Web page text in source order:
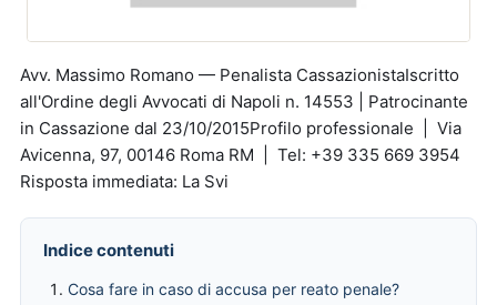
Avv. Massimo Romano — Penalista CassazionistaIscritto
all'Ordine degli Avvocati di Napoli n. 14553 | Patrocinante
in Cassazione dal 23/10/2015Profilo professionale | Via
Avicenna, 97, 00146 Roma RM | Tel: +39 335 669 3954
Risposta immediata: La Svi
Indice contenuti
Cosa fare in caso di accusa per reato penale?